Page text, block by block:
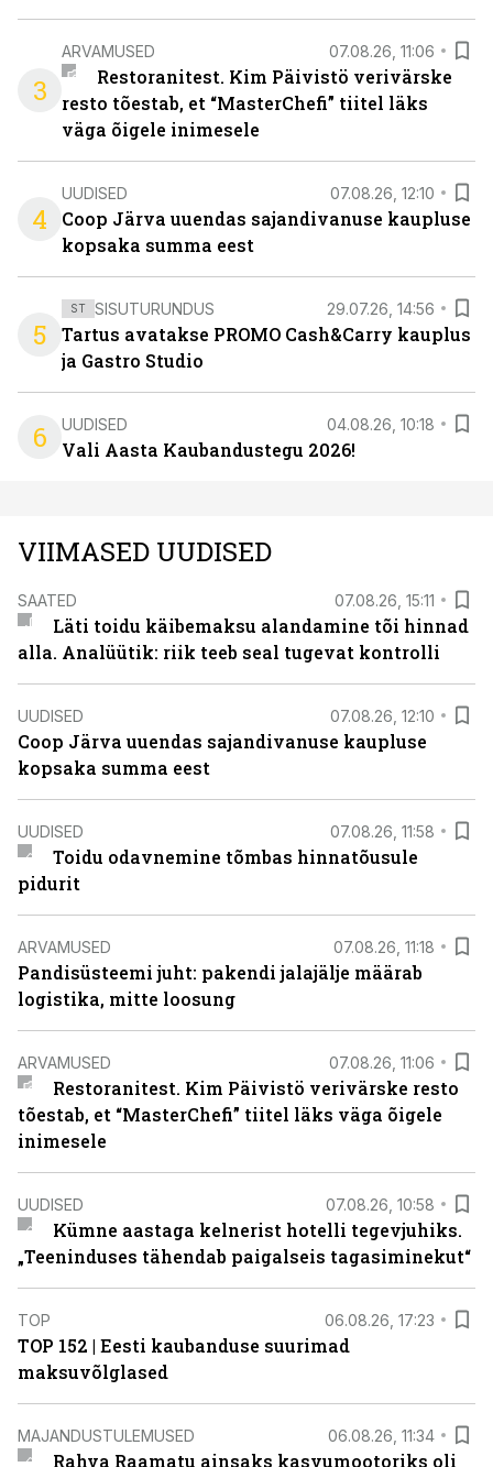
3
ARVAMUSED 07.08.26, 11:06
Restoranitest. Kim Päivistö verivärske
resto tõestab, et “MasterChefi” tiitel läks
väga õigele inimesele
4
UUDISED 07.08.26, 12:10
Coop Järva uuendas sajandivanuse kaupluse
kopsaka summa eest
5
ST SISUTURUNDUS 29.07.26, 14:56
Tartus avatakse PROMO Cash&Carry kauplus
ja Gastro Studio
6 UUDISED 04.08.26, 10:18
Vali Aasta Kaubandustegu 2026!
VIIMASED UUDISED
SAATED 07.08.26, 15:11
Läti toidu käibemaksu alandamine tõi hinnad
alla. Analüütik: riik teeb seal tugevat kontrolli
UUDISED 07.08.26, 12:10
Coop Järva uuendas sajandivanuse kaupluse
kopsaka summa eest
UUDISED 07.08.26, 11:58
Toidu odavnemine tõmbas hinnatõusule
pidurit
ARVAMUSED 07.08.26, 11:18
Pandisüsteemi juht: pakendi jalajälje määrab
logistika, mitte loosung
ARVAMUSED 07.08.26, 11:06
Restoranitest. Kim Päivistö verivärske resto
tõestab, et “MasterChefi” tiitel läks väga õigele
inimesele
UUDISED 07.08.26, 10:58
Kümne aastaga kelnerist hotelli tegevjuhiks.
„Teeninduses tähendab paigalseis tagasiminekut“
TOP 06.08.26, 17:23
TOP 152 | Eesti kaubanduse suurimad
maksuvõlglased
MAJANDUSTULEMUSED 06.08.26, 11:34
Rahva Raamatu ainsaks kasvumootoriks oli